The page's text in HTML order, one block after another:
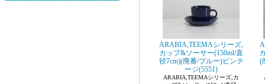
ARABIA,TEEMAシリーズ,
カップ&ソーサー(150ml/直
径7cm)(廃番/ブルー)ビンテ
ージ(5551)
ARABIA,TEEMAシリーズ,カ
(